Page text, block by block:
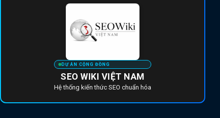
DỰ ÁN CỘNG ĐỒNG
SEO WIKI VIỆT NAM
Hệ thống kiến thức SEO chuẩn hóa